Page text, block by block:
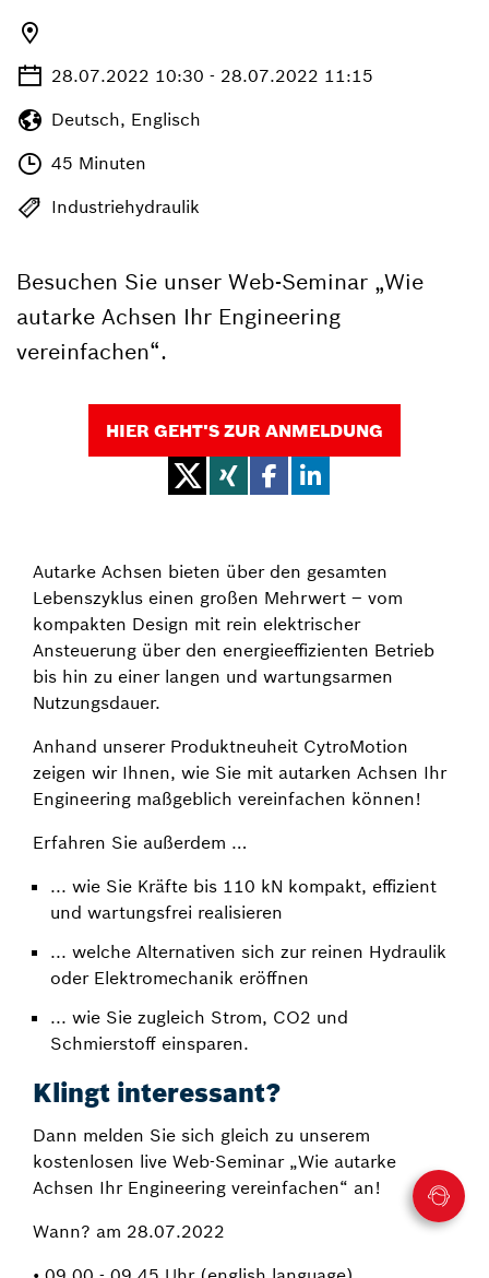
28.07.2022 10:30 - 28.07.2022 11:15
Deutsch, Englisch
45 Minuten
Industriehydraulik
Besuchen Sie unser Web-Seminar „Wie
autarke Achsen Ihr Engineering
vereinfachen“.
HIER GEHT'S ZUR ANMELDUNG
Autarke Achsen bieten über den gesamten
Lebenszyklus einen großen Mehrwert – vom
kompakten Design mit rein elektrischer
Ansteuerung über den energieeffizienten Betrieb
bis hin zu einer langen und wartungsarmen
Nutzungsdauer.
Anhand unserer Produktneuheit CytroMotion
zeigen wir Ihnen, wie Sie mit autarken Achsen Ihr
Engineering maßgeblich vereinfachen können!
Erfahren Sie außerdem …
... wie Sie Kräfte bis 110 kN kompakt, effizient
und wartungsfrei realisieren
... welche Alternativen sich zur reinen Hydraulik
oder Elektromechanik eröffnen
... wie Sie zugleich Strom, CO2 und
Schmierstoff einsparen.
Klingt interessant?
Dann melden Sie sich gleich zu unserem
kostenlosen live Web-Seminar „Wie autarke
Achsen Ihr Engineering vereinfachen“ an!
Wann? am 28.07.2022